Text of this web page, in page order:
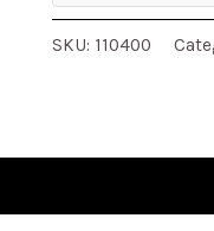
SKU: 110400